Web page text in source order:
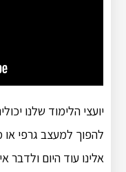
יועצי הלימוד שלנו
להפוך למעצב גרפי
אלינו עוד היום